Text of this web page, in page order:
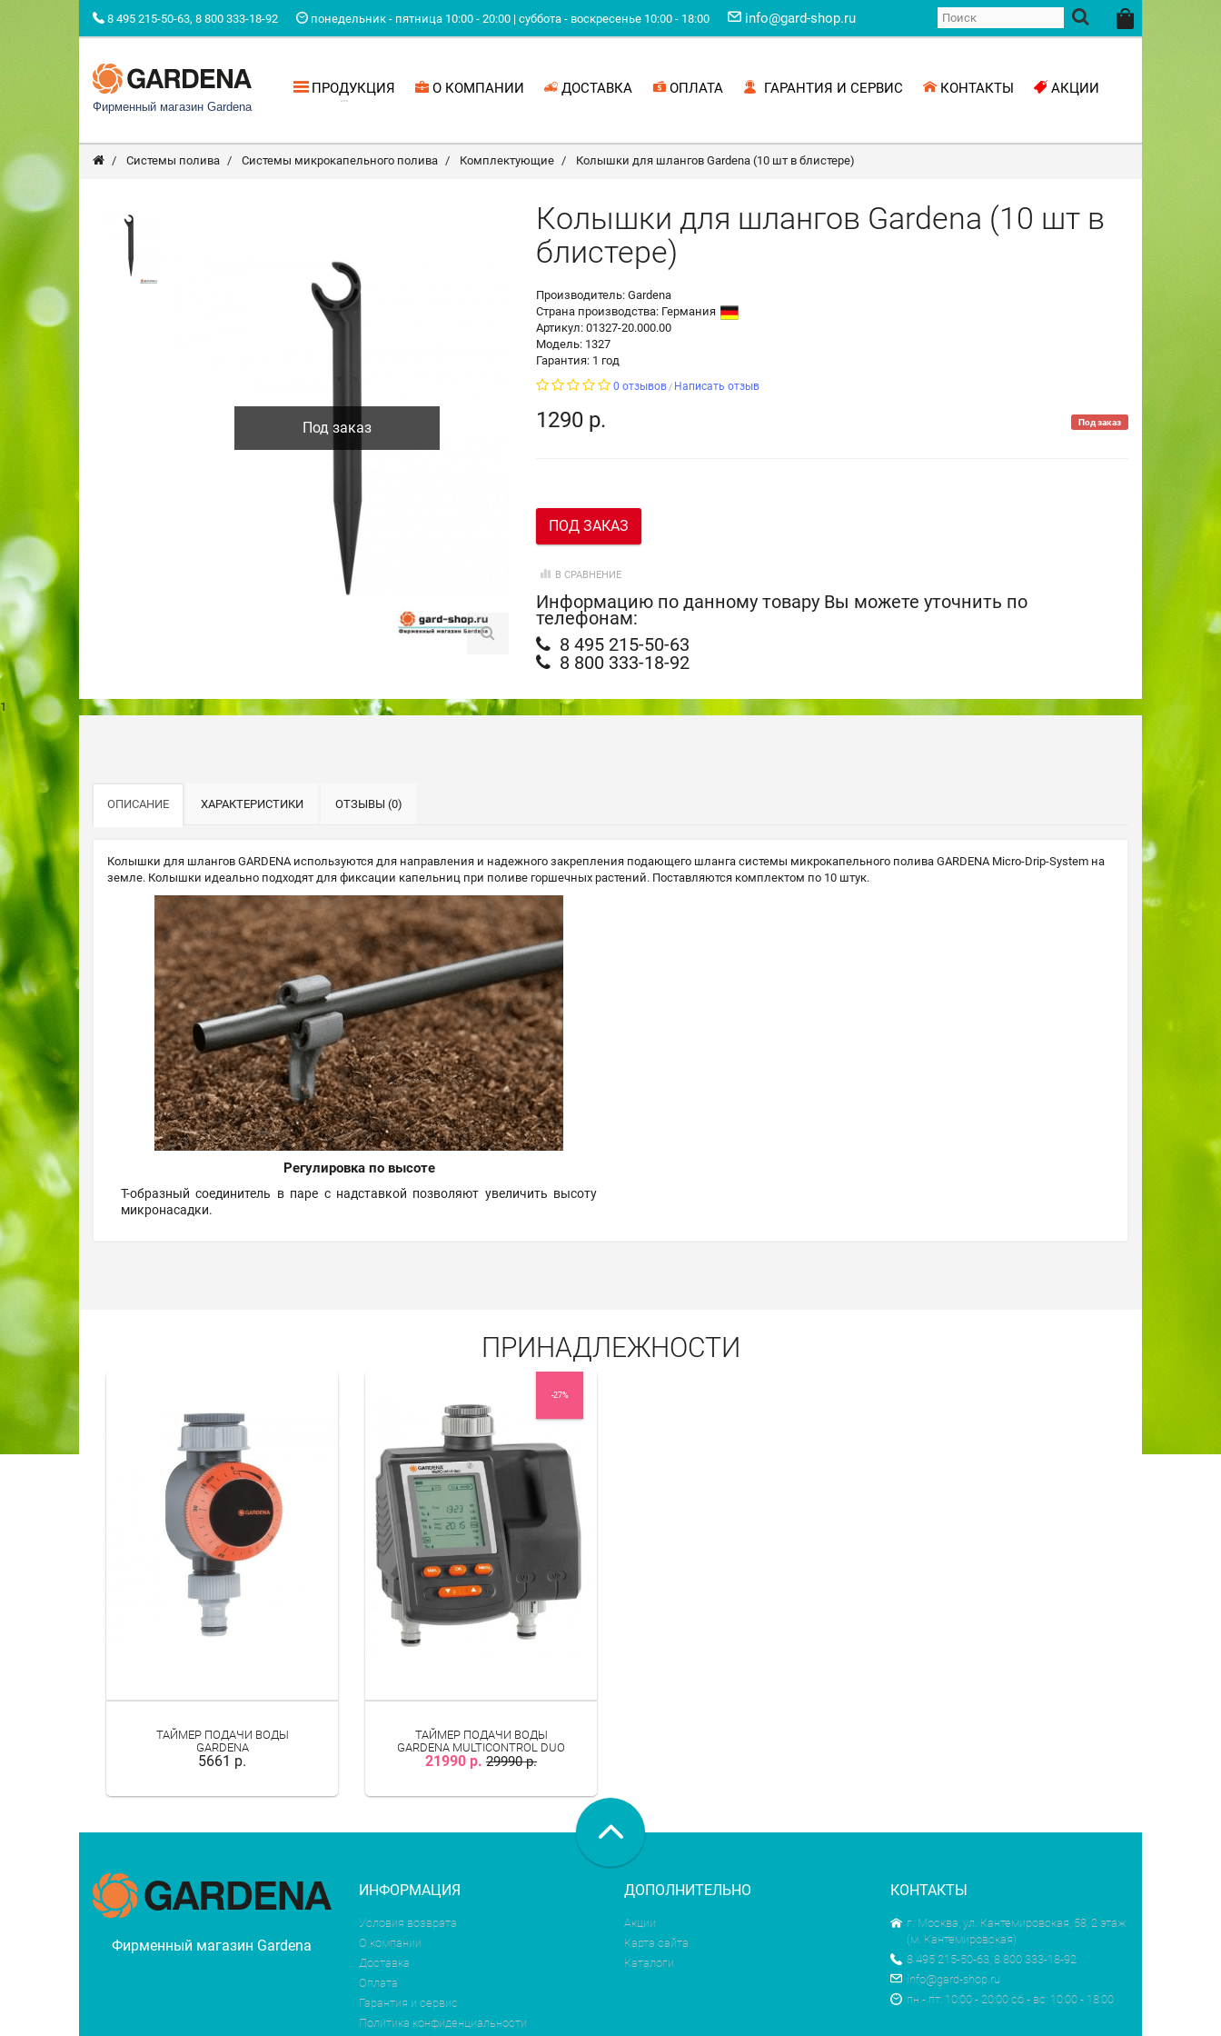
8 495 215-50-63, 8 800 333-18-92 понедельник - пятница 10:00 - 20:00 | суббота - воскресенье 10:00 - 18:00 info@gard-shop.ru
Фирменный магазин Gardena
ПРОДУКЦИЯ О КОМПАНИИ ДОСТАВКА ОПЛАТА ГАРАНТИЯ И СЕРВИС КОНТАКТЫ АКЦИИ
Системы полива Системы микрокапельного полива Комплектующие Колышки для шлангов Gardena (10 шт в блистере)
Под заказ
Колышки для шлангов Gardena (10 шт в
блистере)
Производитель: Gardena
Страна производства: Германия
Артикул: 01327-20.000.00
Модель: 1327
Гарантия: 1 год
0 отзывов/ Написать отзыв
Под заказ
1290 р.
ПОД ЗАКАЗ
В СРАВНЕНИЕ
Информацию по данному товару Вы можете уточнить по
телефонам:
8 495 215-50-63
8 800 333-18-92
1
ОПИСАНИЕ ХАРАКТЕРИСТИКИ ОТЗЫВЫ (0)
Колышки для шлангов GARDENA используются для направления и надежного закрепления подающего шланга системы микрокапельного полива GARDENA Micro-Drip-System на
земле. Колышки идеально подходят для фиксации капельниц при поливе горшечных растений. Поставляются комплектом по 10 штук.
Регулировка по высоте
Т-образный соединитель в паре с надставкой позволяют увеличить высоту
микронасадки.
ПРИНАДЛЕЖНОСТИ
ТАЙМЕР ПОДАЧИ ВОДЫ
GARDENA
5661 р.
-27%
ТАЙМЕР ПОДАЧИ ВОДЫ
GARDENA MULTICONTROL DUO
21990 р. 29990 р.
Фирменный магазин Gardena
ИНФОРМАЦИЯ
Условия возврата
О компании
Доставка
Оплата
Гарантия и сервис
Политика конфиденциальности
ДОПОЛНИТЕЛЬНО
Акции
Карта сайта
Каталоги
КОНТАКТЫ
г. Москва, ул. Кантемировская, 58, 2 этаж
(м. Кантемировская)
8 495 215-50-63, 8 800 333-18-92
info@gard-shop.ru
пн - пт: 10:00 - 20:00 сб - вс: 10:00 - 18:00